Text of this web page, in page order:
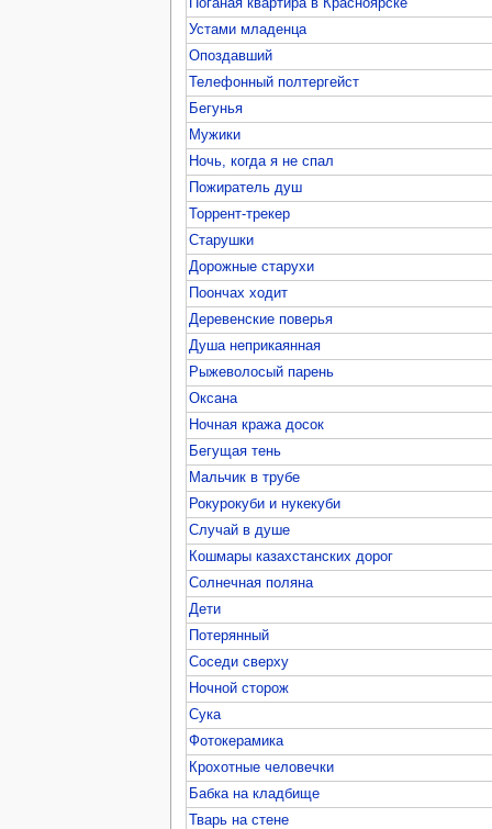
Поганая квартира в Красноярске
Устами младенца
Опоздавший
Телефонный полтергейст
Бегунья
Мужики
Ночь, когда я не спал
Пожиратель душ
Торрент-трекер
Старушки
Дорожные старухи
Поончах ходит
Деревенские поверья
Душа неприкаянная
Рыжеволосый парень
Оксана
Ночная кража досок
Бегущая тень
Мальчик в трубе
Рокурокуби и нукекуби
Случай в душе
Кошмары казахстанских дорог
Солнечная поляна
Дети
Потерянный
Соседи сверху
Ночной сторож
Сука
Фотокерамика
Крохотные человечки
Бабка на кладбище
Тварь на стене